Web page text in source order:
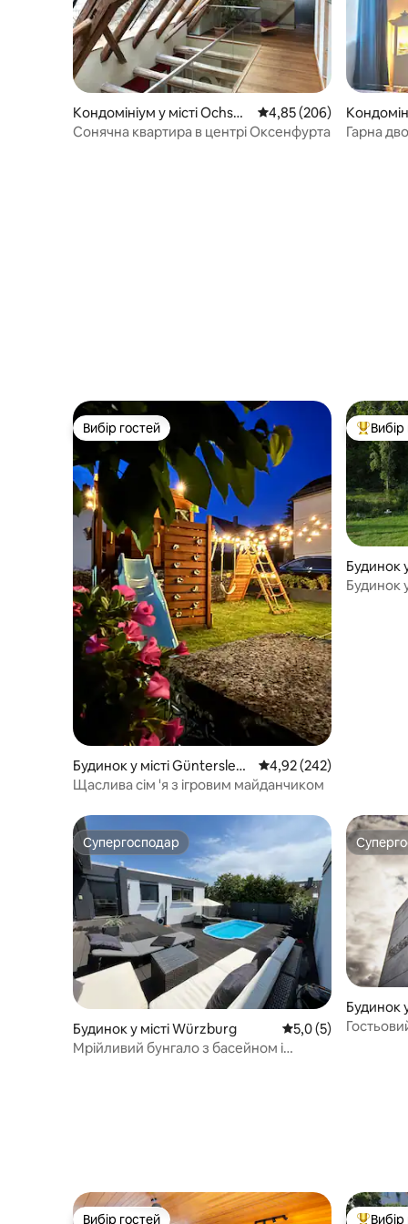
Кондомініум у місті Ochsen
furt
Середня оцінка: 4,85 з
4,85 (206)
Сонячна квартира в центрі Оксенфурта
rg
Гарна
Вибір гостей
Вибір гостей
Будинок у місті Güntersleb
en
Середня оцінка: 4,92 з
4,92 (242)
Щаслива сім 'я з ігровим майданчиком
Топ
Будинок
m
Будинок
Супергосподар
Супергосподар
Будинок у місті Würzburg Середня оцінка:
5,0 (5)
Мрійливий бунгало з басейном і
Будинок
Вибір гостей